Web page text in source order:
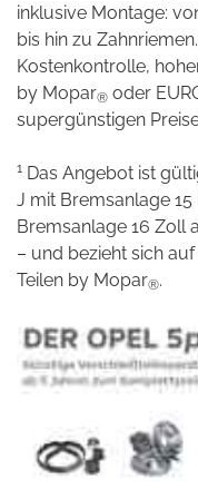
inklusive Montage:
bis hin zu
Kostenkontrolle,
by Mopar® oder
supergünstigen
1 Das Angebot ist
J mit Bremsanlage
Bremsanlage 16 Zoll
– und bezieht sich
Teilen by Mopar®.